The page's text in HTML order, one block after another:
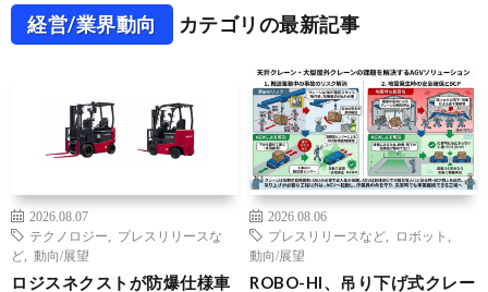
経営/業界動向 カテゴリの最新記事
2026.08.07
テクノロジー
プレスリリースな
ど
動向/展望
ロジスネクストが防爆仕様車
2026.08.06
プレスリリースなど
ロボット
動向/展望
ROBO-HI、吊り下げ式クレー